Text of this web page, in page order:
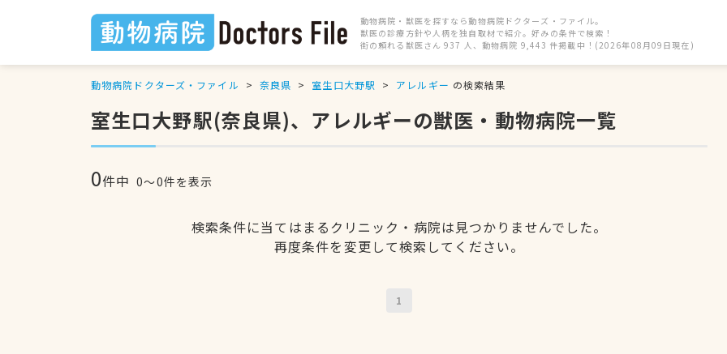
動物病院・獣医を探すなら動物病院ドクターズ・ファイル。
獣医の診療方針や人柄を独自取材で紹介。好みの条件で検索！
街の頼れる獣医さん 937 人、動物病院 9,443 件掲載中！(2026年08月09日現在)
動物病院ドクターズ・ファイル 奈良県 室生口大野駅 アレルギー の検索結果
室生口大野駅(奈良県)、アレルギーの獣医・動物病院一覧
0件中 0〜0件を表示
検索条件に当てはまるクリニック・病院は見つかりませんでした。
再度条件を変更して検索してください。
1